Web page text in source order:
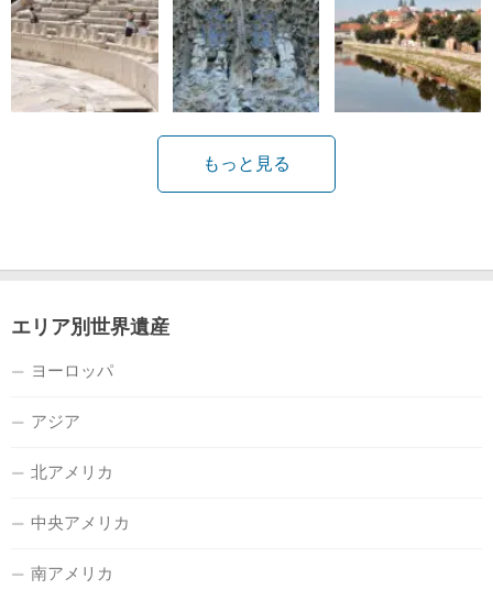
もっと見る
エリア別世界遺産
ヨーロッパ
アジア
北アメリカ
中央アメリカ
南アメリカ